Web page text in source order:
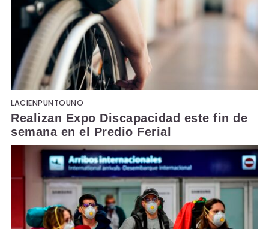
LACIENPUNTOUNO
Realizan Expo Discapacidad este fin de
semana en el Predio Ferial